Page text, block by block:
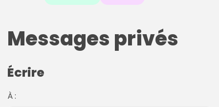
Messages privés
Écrire
À :